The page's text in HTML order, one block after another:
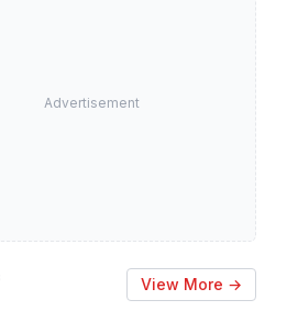
Advertisement
View More →